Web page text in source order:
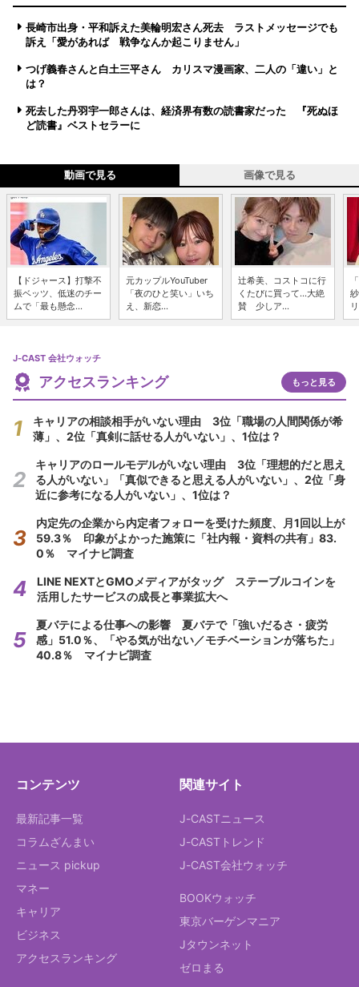
長崎市出身・平和訴えた美輪明宏さん死去 ラストメッセージでも
訴え「愛があれば 戦争なんか起こりません」
つげ義春さんと白土三平さん カリスマ漫画家、二人の「違い」と
は？
死去した丹羽宇一郎さんは、経済界有数の読書家だった 『死ぬほ
ど読書』ベストセラーに
動画で見る 画像で見る
【ドジャース】打撃不
振ベッツ、低迷のチー
ムで「最も懸念...
元カップルYouTuber
「夜のひと笑い」いち
え、新恋...
辻希美、コストコに行
くたびに買って...大絶
賛 少しア...
J-CAST 会社ウォッチ
アクセスランキング もっと見る
キャリアの相談相手がいない理由 3位「職場の人間関係が希
薄」、2位「真剣に話せる人がいない」、1位は？
キャリアのロールモデルがいない理由 3位「理想的だと思え
る人がいない」「真似できると思える人がいない」、2位「身
近に参考になる人がいない」、1位は？
内定先の企業から内定者フォローを受けた頻度、月1回以上が
59.3％ 印象がよかった施策に「社内報・資料の共有」83.
0％ マイナビ調査
LINE NEXTとGMOメディアがタッグ ステーブルコインを
活用したサービスの成長と事業拡大へ
夏バテによる仕事への影響 夏バテで「強いだるさ・疲労
感」51.0％、「やる気が出ない／モチベーションが落ちた」
40.8％ マイナビ調査
コンテンツ
最新記事一覧
コラムざんまい
ニュース pickup
マネー
キャリア
ビジネス
アクセスランキング
関連サイト
J-CASTニュース
J-CASTトレンド
J-CAST会社ウォッチ
BOOKウォッチ
東京バーゲンマニア
Jタウンネット
ゼロまる